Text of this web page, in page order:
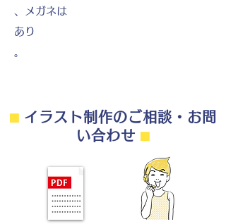
、メガネは
あり
。
⬛︎イラスト制作のご相談・お問
い合わせ ⬛︎